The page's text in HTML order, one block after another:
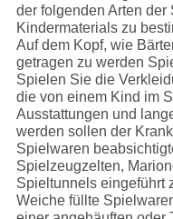
der folgenden Arten
Kindermaterials zu
Auf dem Kopf, wie
getragen zu werden
Spielen Sie die
die von einem Kind im
Ausstattungen und
werden sollen der
Spielwaren
Spielzeugzelten,
Spieltunnels eingeführt
Weiche füllte